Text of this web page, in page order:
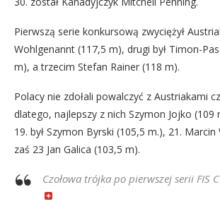
Pierwszą serie konkursową zwyciężył
Wohlgenannt (117,5 m), drugi był Timon-
m), a trzecim Stefan Rainer (118 m).
Polacy nie zdołali powalczyć z Austriakami
dlatego, najlepszy z nich Szymon Jojko (109
19. był Szymon Byrski (105,5 m.), 21.
zaś 23 Jan Galica (103,5 m).
Czołowa trójka po pierwszej serii FIS